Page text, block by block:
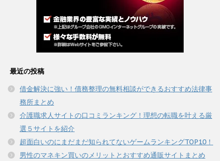
最近の投稿
借金解決に強い！債務整理の無料相談ができるおすすめ法律事
務所まとめ
介護職求人サイトの口コミランキング！理想の転職を叶える厳
選５サイトを紹介
超面白いのにまだまだ知られてないゲームランキングTOP10！
男性のマネキン買いのメリットとおすすめ通販サイトまとめ